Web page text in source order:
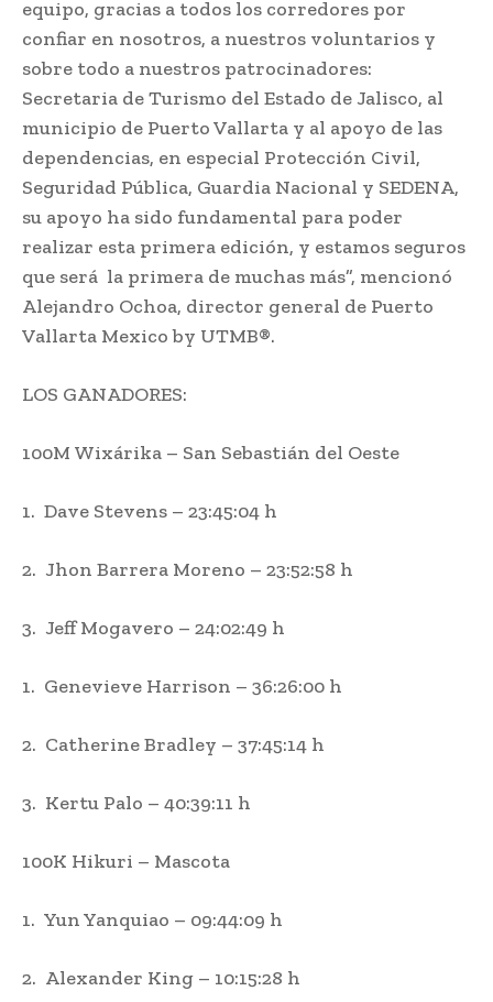
equipo, gracias a todos los corredores por
confiar en nosotros, a nuestros voluntarios y
sobre todo a nuestros patrocinadores:
Secretaria de Turismo del Estado de Jalisco, al
municipio de Puerto Vallarta y al apoyo de las
dependencias, en especial Protección Civil,
Seguridad Pública, Guardia Nacional y SEDENA,
su apoyo ha sido fundamental para poder
realizar esta primera edición, y estamos seguros
que será la primera de muchas más”, mencionó
Alejandro Ochoa, director general de Puerto
Vallarta Mexico by UTMB®.
LOS GANADORES:
100M Wixárika – San Sebastián del Oeste
1. Dave Stevens – 23:45:04 h
2. Jhon Barrera Moreno – 23:52:58 h
3. Jeff Mogavero – 24:02:49 h
1. Genevieve Harrison – 36:26:00 h
2. Catherine Bradley – 37:45:14 h
3. Kertu Palo – 40:39:11 h
100K Hikuri – Mascota
1. Yun Yanquiao – 09:44:09 h
2. Alexander King – 10:15:28 h